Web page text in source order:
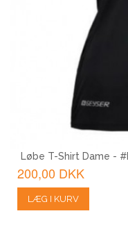
Løbe T-Shirt Dame -
200,00 DKK
LÆG I KURV